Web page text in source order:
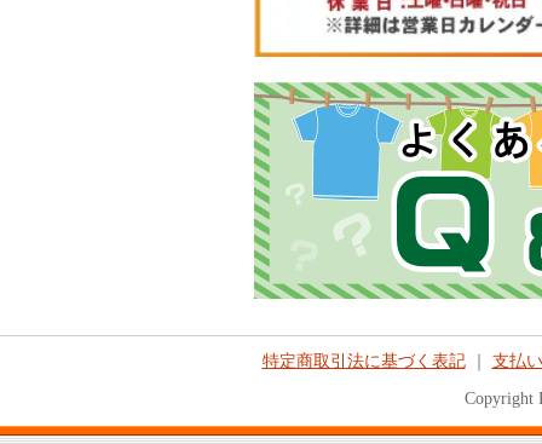
特定商取引法に基づく表記｜ 支払
Copyright